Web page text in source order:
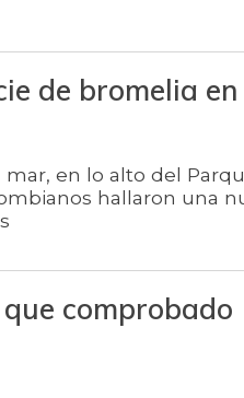
de bromelia
en lo alto del
hallaron una
comprobado